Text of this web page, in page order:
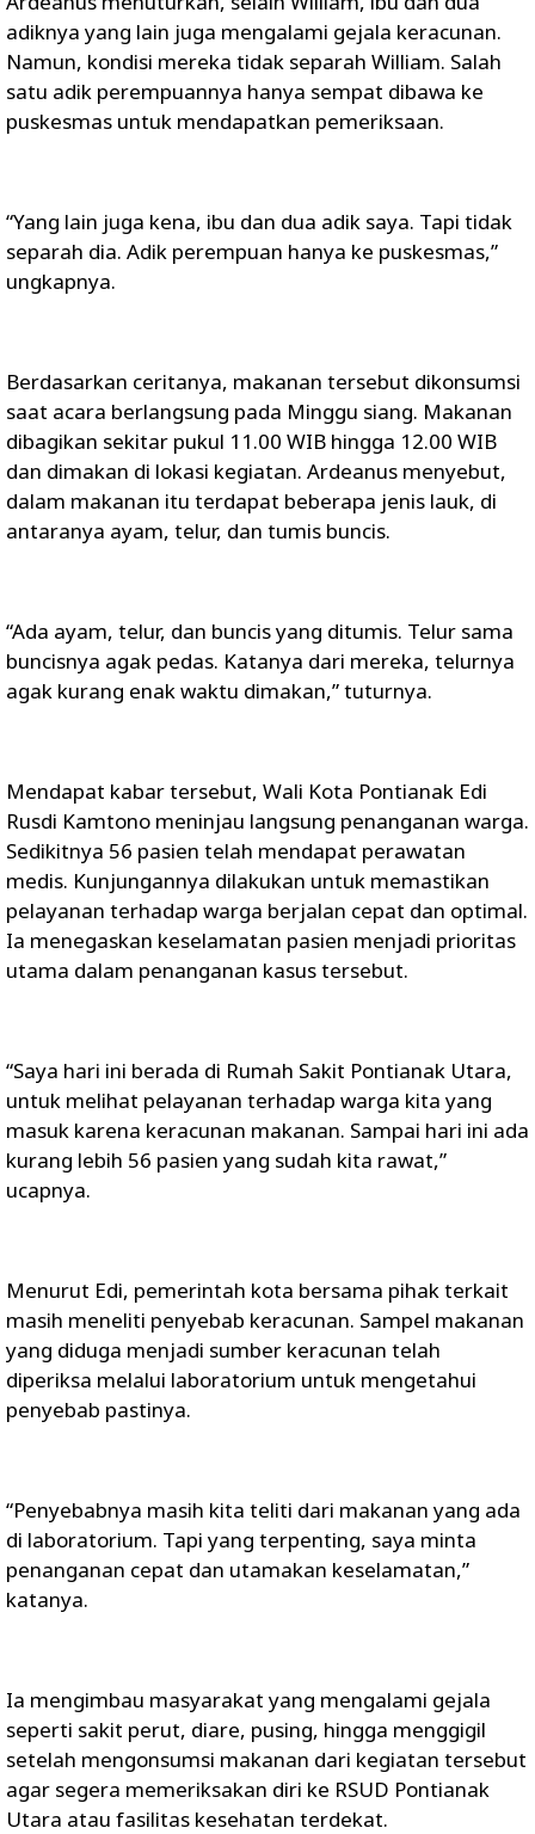
adiknya yang lain juga mengalami gejala keracunan.
Namun, kondisi mereka tidak separah William. Salah
satu adik perempuannya hanya sempat dibawa ke
puskesmas untuk mendapatkan pemeriksaan.
“Yang lain juga kena, ibu dan dua adik saya. Tapi tidak
separah dia. Adik perempuan hanya ke puskesmas,”
ungkapnya.
Berdasarkan ceritanya, makanan tersebut dikonsumsi
saat acara berlangsung pada Minggu siang. Makanan
dibagikan sekitar pukul 11.00 WIB hingga 12.00 WIB
dan dimakan di lokasi kegiatan. Ardeanus menyebut,
dalam makanan itu terdapat beberapa jenis lauk, di
antaranya ayam, telur, dan tumis buncis.
“Ada ayam, telur, dan buncis yang ditumis. Telur sama
buncisnya agak pedas. Katanya dari mereka, telurnya
agak kurang enak waktu dimakan,” tuturnya.
Mendapat kabar tersebut, Wali Kota Pontianak Edi
Rusdi Kamtono meninjau langsung penanganan warga.
Sedikitnya 56 pasien telah mendapat perawatan
medis. Kunjungannya dilakukan untuk memastikan
pelayanan terhadap warga berjalan cepat dan optimal.
Ia menegaskan keselamatan pasien menjadi prioritas
utama dalam penanganan kasus tersebut.
“Saya hari ini berada di Rumah Sakit Pontianak Utara,
untuk melihat pelayanan terhadap warga kita yang
masuk karena keracunan makanan. Sampai hari ini ada
kurang lebih 56 pasien yang sudah kita rawat,”
ucapnya.
Menurut Edi, pemerintah kota bersama pihak terkait
masih meneliti penyebab keracunan. Sampel makanan
yang diduga menjadi sumber keracunan telah
diperiksa melalui laboratorium untuk mengetahui
penyebab pastinya.
“Penyebabnya masih kita teliti dari makanan yang ada
di laboratorium. Tapi yang terpenting, saya minta
penanganan cepat dan utamakan keselamatan,”
katanya.
Ia mengimbau masyarakat yang mengalami gejala
seperti sakit perut, diare, pusing, hingga menggigil
setelah mengonsumsi makanan dari kegiatan tersebut
agar segera memeriksakan diri ke RSUD Pontianak
Utara atau fasilitas kesehatan terdekat.